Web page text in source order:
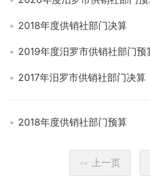
2018年度供销社部门决算
2019年度汨罗市供销社部门预
2017年汨罗市供销社部门决算
2018年度供销社部门预算
<< 上一页